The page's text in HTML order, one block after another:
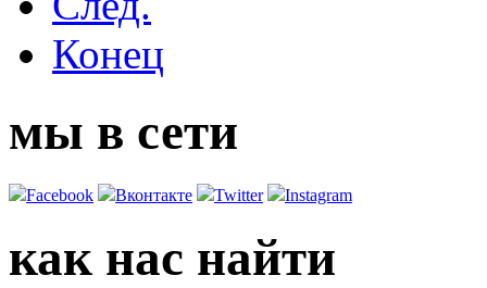
Конец
мы в сети
Facebook Вконтакте Twitter Instagram
как нас найти